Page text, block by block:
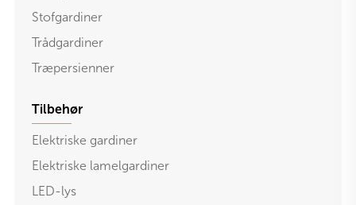
Stofgardiner
Trådgardiner
Træpersienner
Tilbehør
Elektriske gardiner
Elektriske lamelgardiner
LED-lys